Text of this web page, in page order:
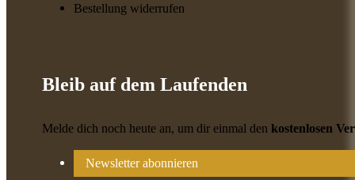
Bestellung widerrufen
Bleib auf dem Laufenden
Melde dich noch heute an, um dir einmal denkostenlosen
Newsletter abonnieren